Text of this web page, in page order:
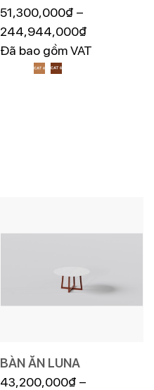
F029
51,300,000₫ –
244,944,000₫
Đã bao gồm VAT
BÀN ĂN LUNA
43,200,000₫ –